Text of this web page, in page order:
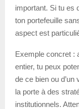
important. Si tu es
ton portefeuille
aspect est
Exemple concret :
entier, tu peux
de ce bien ou d’un
la porte à des
institutionnels.